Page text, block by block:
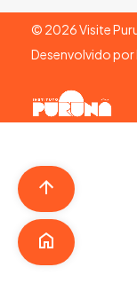
© 2026Visite
Desenvolvido por